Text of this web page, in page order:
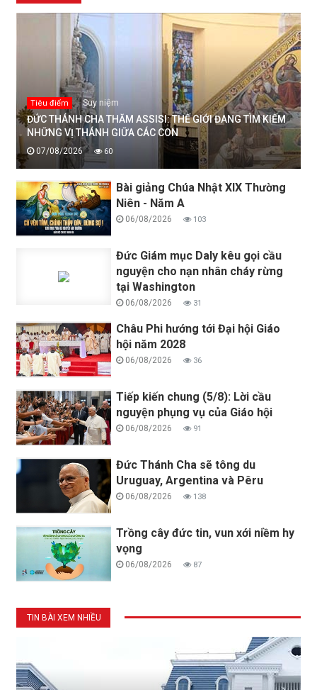
Tiêu điểm Suy niệm
ĐỨC THÁNH CHA THĂM ASSISI: THẾ GIỚI ĐANG TÌM KIẾM
NHỮNG VỊ THÁNH GIỮA CÁC CON
07/08/2026 60
Bài giảng Chúa Nhật XIX Thường
Niên - Năm A
06/08/2026 103
Đức Giám mục Daly kêu gọi cầu
nguyện cho nạn nhân cháy rừng
tại Washington
06/08/2026 31
Châu Phi hướng tới Đại hội Giáo
hội năm 2028
06/08/2026 36
Tiếp kiến chung (5/8): Lời cầu
nguyện phụng vụ của Giáo hội
06/08/2026 91
Đức Thánh Cha sẽ tông du
Uruguay, Argentina và Pêru
06/08/2026 138
Trồng cây đức tin, vun xới niềm hy
vọng
06/08/2026 87
TIN BÀI XEM NHIỀU